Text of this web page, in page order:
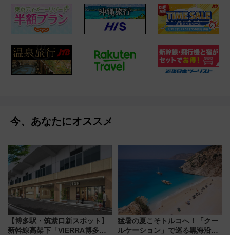
今、あなたにオススメ
【博多駅・筑紫口新スポット】
新幹線高架下「VIERRA博多テ
猛暑の夏こそトルコへ！「クー
ルケーション」で巡る黒海沿岸